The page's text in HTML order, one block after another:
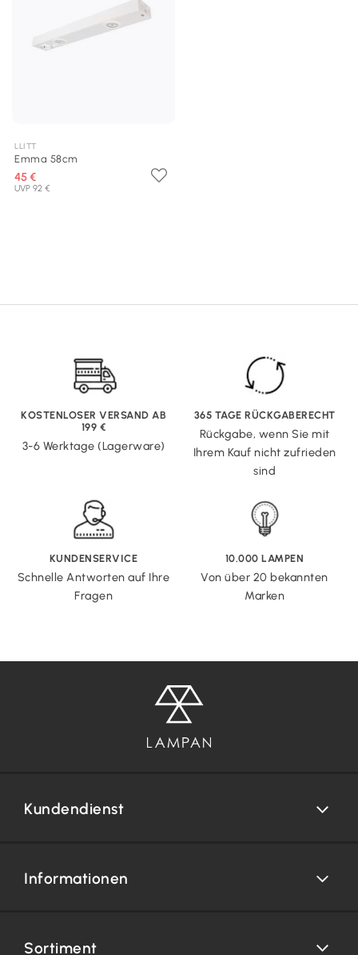
LLITT
Emma 58cm
45 €
UVP 92 €
KOSTENLOSER VERSAND AB
199 €
3-6 Werktage (Lagerware)
365 TAGE RÜCKGABERECHT
Rückgabe, wenn Sie mit
Ihrem Kauf nicht zufrieden
sind
KUNDENSERVICE
Schnelle Antworten auf Ihre
Fragen
10.000 LAMPEN
Von über 20 bekannten
Marken
Kundendienst
Informationen
Sortiment